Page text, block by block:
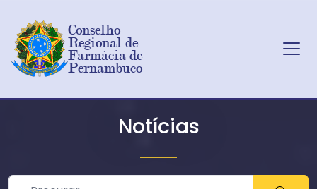
Ir para o conteúdo principal
Conselho
Regional de
Farmácia de
Pernambuco
Notícias